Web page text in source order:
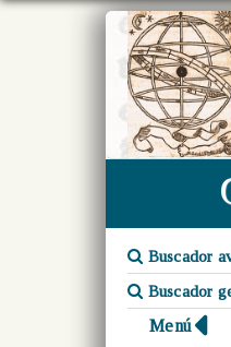
Buscador
Buscador
Menú